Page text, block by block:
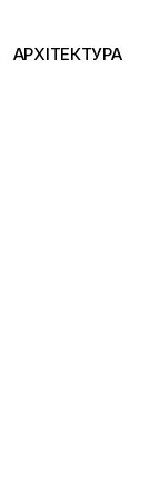
АРХІТЕКТУРА